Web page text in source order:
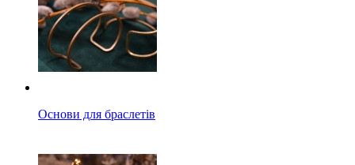
Основи для браслетів